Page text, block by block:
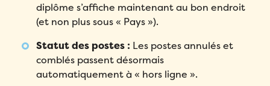
diplôme s’affiche maintenant au bon endroit
(et non plus sous « Pays »).
Statut des postes : Les postes annulés et
comblés passent désormais
automatiquement à « hors ligne ».
Email *
Prénom *
Remplissez ce formulaire pour réserver
votre place!
Remplissez le formulaire ci-dessous
pour obtenir votre audit personnalisé!